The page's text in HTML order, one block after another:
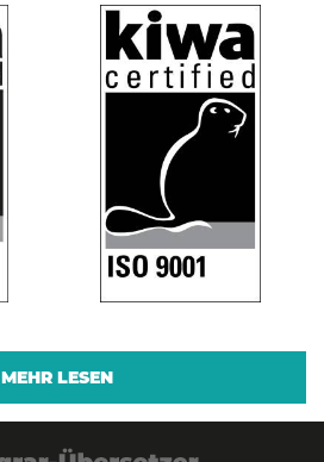
MEHR LESEN